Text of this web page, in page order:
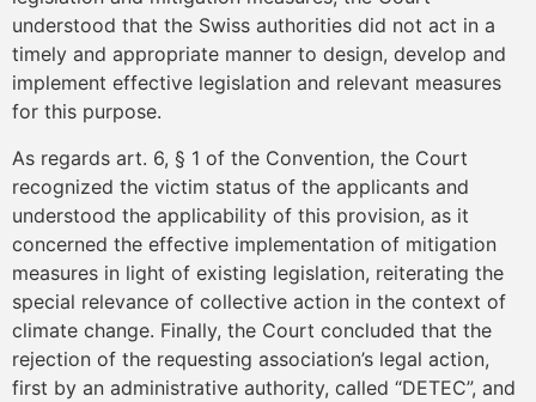
understood that the Swiss authorities did not act in a
timely and appropriate manner to design, develop and
implement effective legislation and relevant measures
for this purpose.
As regards art. 6, § 1 of the Convention, the Court
recognized the victim status of the applicants and
understood the applicability of this provision, as it
concerned the effective implementation of mitigation
measures in light of existing legislation, reiterating the
special relevance of collective action in the context of
climate change. Finally, the Court concluded that the
rejection of the requesting association’s legal action,
first by an administrative authority, called “DETEC”, and